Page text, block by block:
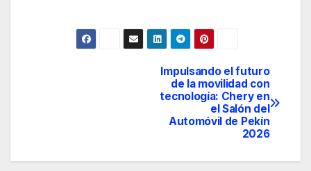
Impulsando el futuro
de la movilidad con
tecnología: Chery en
el Salón del
Automóvil de Pekín
2026